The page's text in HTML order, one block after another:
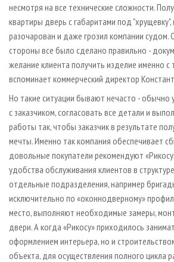
несмотря на все технические сложности.
квартиры дверь с габаритами под
разочарован и даже грозил компании судом.
стороны все было сделано правильно -
желание клиента получить изделие именно с
вспоминает коммерческий директор
Но такие ситуации бывают нечасто - обычно
с заказчиком, согласовать все детали и
работы так, чтобы заказчик в результате
мечты. Именно так компания обеспечивает
довольные покупатели рекомендуют
удобства обслуживания клиентов в
отдельные подразделения, например
исключительно по «оконно­дверному»
место, выполняют необходимые замеры,
двери. А когда «Рикосу» приходилось
оформлением интерьера, но и
объекта, для осуществления полного цикла